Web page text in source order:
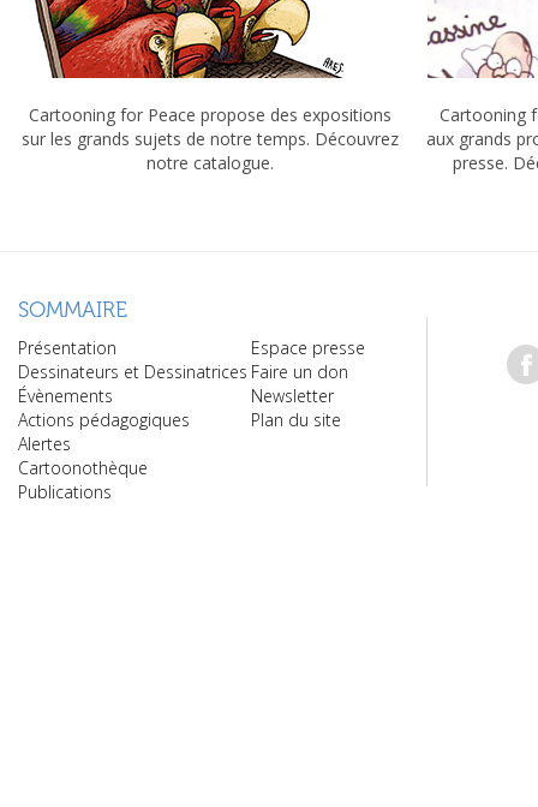
Cartooning for Peace propose des expositions
sur les grands sujets de notre temps. Découvrez
notre catalogue.
Cartooning
aux grands
presse.
SOMMAIRE
Présentation
Dessinateurs et Dessinatrices
Évènements
Actions pédagogiques
Alertes
Cartoonothèque
Publications
Espace presse
Faire un don
Newsletter
Plan du site